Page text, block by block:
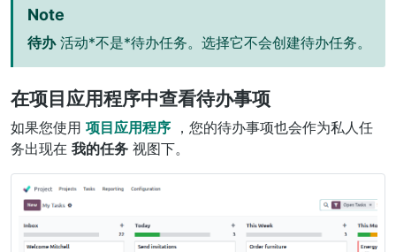
Note
待办活动*不是*待办任务。选择它不会创建待办任务。
在项目应用程序中查看待办事项
如果您使用 项目应用程序 ，您的待办事项也会作为私人任
务出现在 我的任务 视图下。